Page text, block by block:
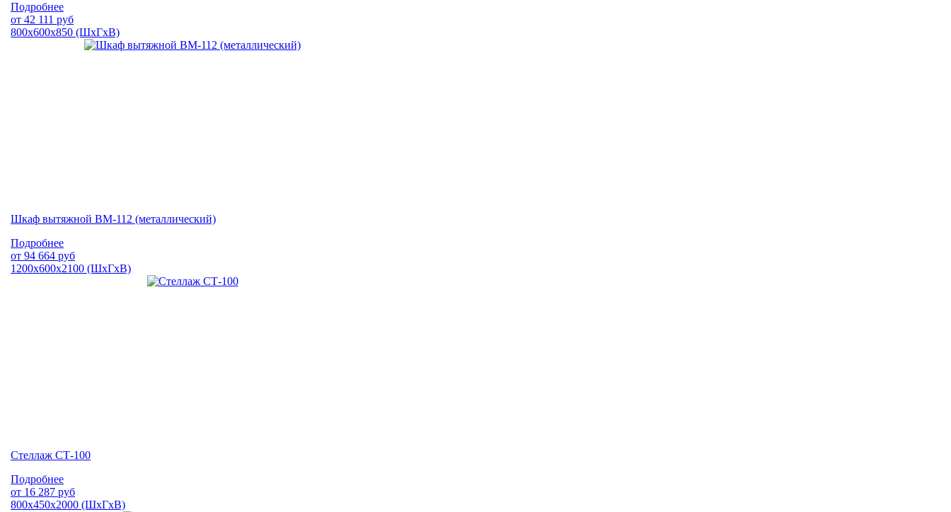
Подробнее
от 42 111 руб
800х600х850 (ШхГхВ)
Шкаф вытяжной ВМ-112 (металлический)
Подробнее
от 94 664 руб
1200х600х2100 (ШхГхВ)
Стеллаж СТ-100
Подробнее
от 16 287 руб
800х450х2000 (ШхГхВ)